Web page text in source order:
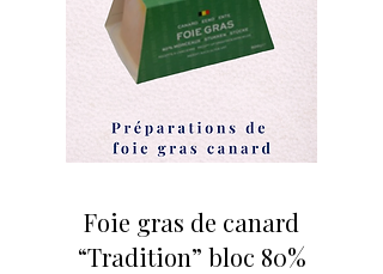
Foie gras de canard
“Tradition” bloc 80%